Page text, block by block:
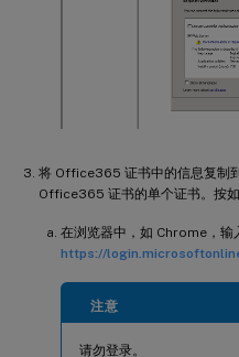
将 Office365 证书中的信息复制
Office365 证书的单个证书。按如
在浏览器中，如 Chrome，输
https://
注意
请勿登录。